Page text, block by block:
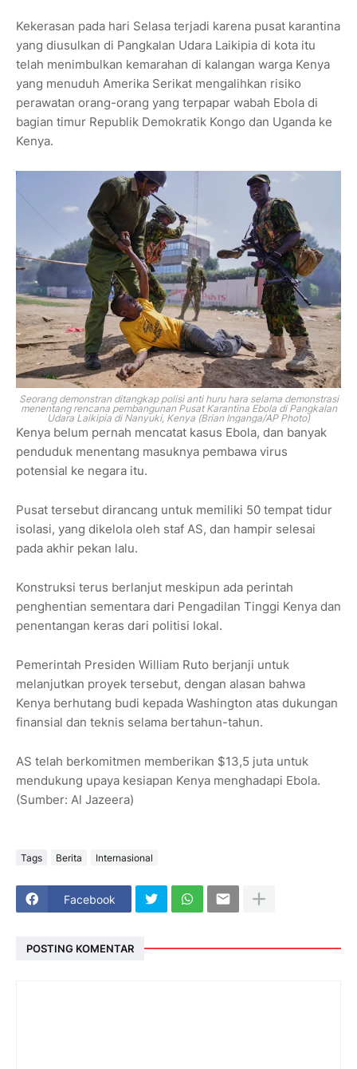
Kekerasan pada hari Selasa terjadi karena pusat karantina
yang diusulkan di Pangkalan Udara Laikipia di kota itu
telah menimbulkan kemarahan di kalangan warga Kenya
yang menuduh Amerika Serikat mengalihkan risiko
perawatan orang-orang yang terpapar wabah Ebola di
bagian timur Republik Demokratik Kongo dan Uganda ke
Kenya.
Seorang demonstran ditangkap polisi anti huru hara selama demonstrasi
menentang rencana pembangunan Pusat Karantina Ebola di Pangkalan
Udara Laikipia di Nanyuki, Kenya (Brian Inganga/AP Photo)
Kenya belum pernah mencatat kasus Ebola, dan banyak
penduduk menentang masuknya pembawa virus
potensial ke negara itu.
Pusat tersebut dirancang untuk memiliki 50 tempat tidur
isolasi, yang dikelola oleh staf AS, dan hampir selesai
pada akhir pekan lalu.
Konstruksi terus berlanjut meskipun ada perintah
penghentian sementara dari Pengadilan Tinggi Kenya dan
penentangan keras dari politisi lokal.
Pemerintah Presiden William Ruto berjanji untuk
melanjutkan proyek tersebut, dengan alasan bahwa
Kenya berhutang budi kepada Washington atas dukungan
finansial dan teknis selama bertahun-tahun.
AS telah berkomitmen memberikan $13,5 juta untuk
mendukung upaya kesiapan Kenya menghadapi Ebola.
(Sumber: Al Jazeera)
Tags Berita Internasional
Facebook
POSTING KOMENTAR